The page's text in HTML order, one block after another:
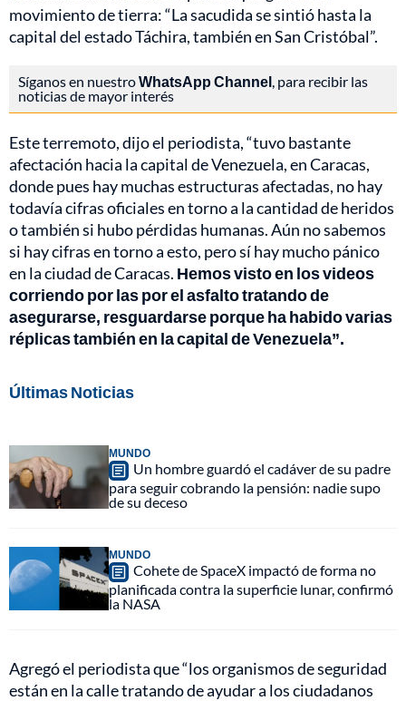
movimiento de tierra: “La sacudida se sintió hasta la
capital del estado Táchira, también en San Cristóbal”.
Síganos en nuestroWhatsApp Channel , para recibir las
noticias de mayor interés
Este terremoto, dijo el periodista, “tuvo bastante
afectación hacia la capital de Venezuela, en Caracas,
donde pues hay muchas estructuras afectadas, no hay
todavía cifras oficiales en torno a la cantidad de heridos
o también si hubo pérdidas humanas. Aún no sabemos
si hay cifras en torno a esto, pero sí hay mucho pánico
en la ciudad de Caracas. Hemos visto en los videos
corriendo por las por el asfalto tratando de
asegurarse, resguardarse porque ha habido varias
réplicas también en la capital de Venezuela”.
Últimas Noticias
MUNDO
Un hombre guardó el cadáver de su padre
para seguir cobrando la pensión: nadie supo
de su deceso
MUNDO
Cohete de SpaceX impactó de forma no
planificada contra la superficie lunar, confirmó
la NASA
Agregó el periodista que “los organismos de seguridad
están en la calle tratando de ayudar a los ciudadanos